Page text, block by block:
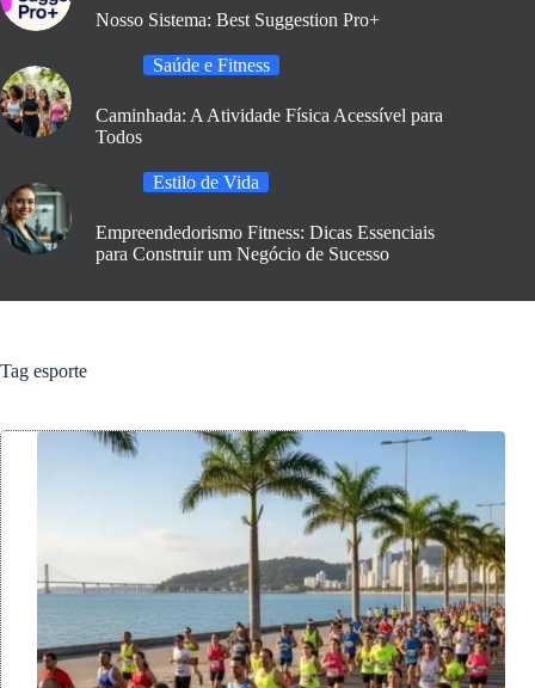
Nosso Sistema: Best Suggestion Pro+
Saúde e Fitness
Caminhada: A Atividade Física Acessível para
Todos
Estilo de Vida
Empreendedorismo Fitness: Dicas Essenciais
para Construir um Negócio de Sucesso
Tag esporte